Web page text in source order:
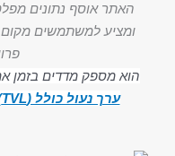
האתר אוסף נתונים
ומציע למשתמשים מקום
הוא מספק מדדים בזמן
ערך נעול כולל (TVL)